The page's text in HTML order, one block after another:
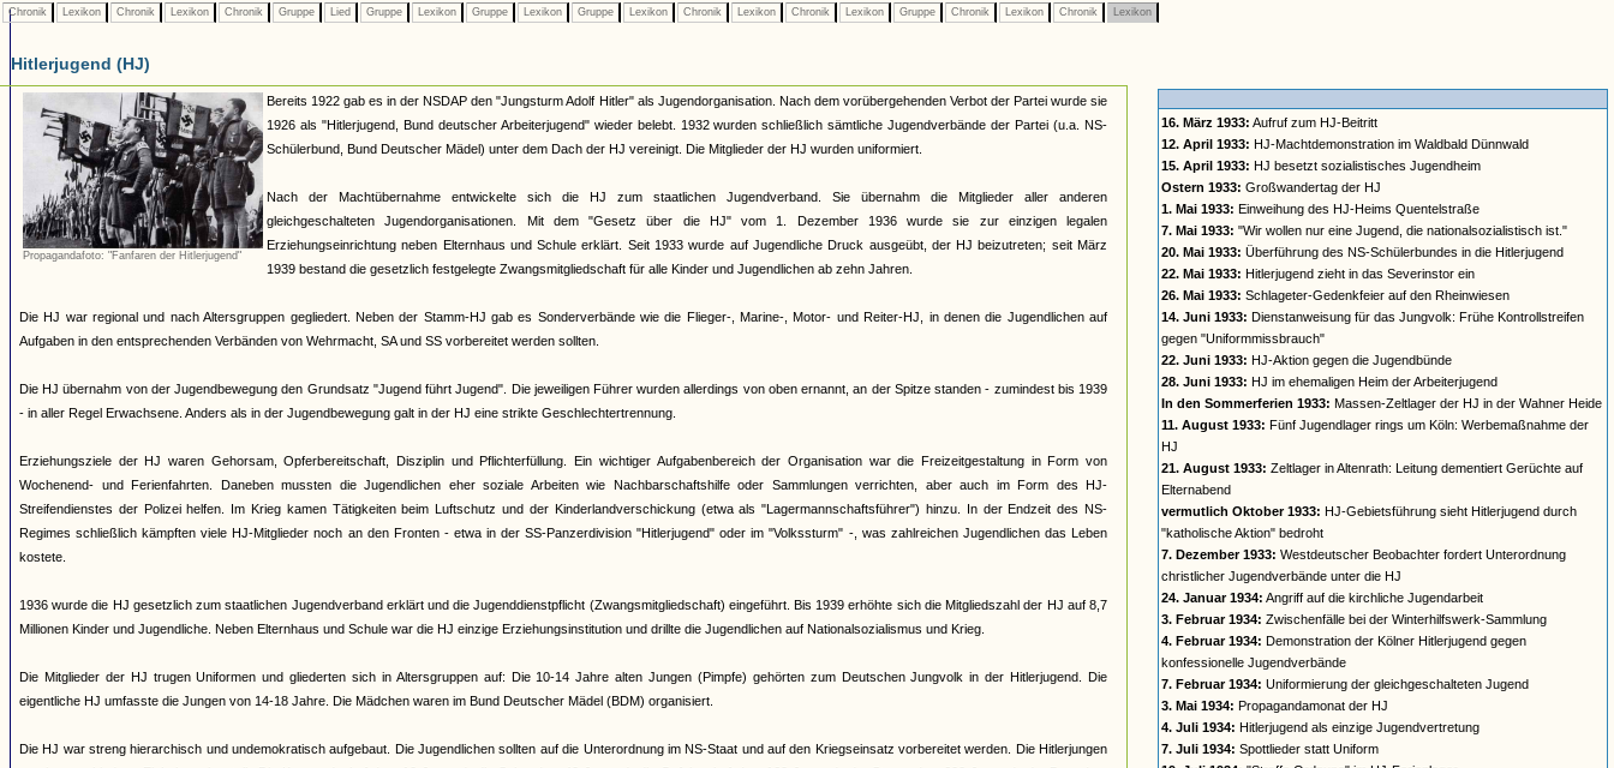
Chronik Lexikon Chronik Lexikon Chronik Gruppe Lied Gruppe Lexikon Gruppe Lexikon Gruppe Lexikon Chronik Lexikon Chronik Lexikon Gruppe Chronik Lexikon Chronik Lexikon
Hitlerjugend (HJ)
Propagandafoto: "Fanfaren der Hitlerjugend"
Bereits 1922 gab es in der NSDAP den "Jungsturm Adolf Hitler" als Jugendorganisation. Nach dem vorübergehenden Verbot der Partei wurde sie
1926 als "Hitlerjugend, Bund deutscher Arbeiterjugend" wieder belebt. 1932 wurden schließlich sämtliche Jugendverbände der Partei (u.a. NS-
Schülerbund, Bund Deutscher Mädel) unter dem Dach der HJ vereinigt. Die Mitglieder der HJ wurden uniformiert.
Nach der Machtübernahme entwickelte sich die HJ zum staatlichen Jugendverband. Sie übernahm die Mitglieder aller anderen
gleichgeschalteten Jugendorganisationen. Mit dem "Gesetz über die HJ" vom 1. Dezember 1936 wurde sie zur einzigen legalen
Erziehungseinrichtung neben Elternhaus und Schule erklärt. Seit 1933 wurde auf Jugendliche Druck ausgeübt, der HJ beizutreten; seit März
1939 bestand die gesetzlich festgelegte Zwangsmitgliedschaft für alle Kinder und Jugendlichen ab zehn Jahren.
Die HJ war regional und nach Altersgruppen gegliedert. Neben der Stamm-HJ gab es Sonderverbände wie die Flieger-, Marine-, Motor- und Reiter-HJ, in denen die Jugendlichen auf
Aufgaben in den entsprechenden Verbänden von Wehrmacht, SA und SS vorbereitet werden sollten.
Die HJ übernahm von der Jugendbewegung den Grundsatz "Jugend führt Jugend". Die jeweiligen Führer wurden allerdings von oben ernannt, an der Spitze standen - zumindest bis 1939
- in aller Regel Erwachsene. Anders als in der Jugendbewegung galt in der HJ eine strikte Geschlechtertrennung.
Erziehungsziele der HJ waren Gehorsam, Opferbereitschaft, Disziplin und Pflichterfüllung. Ein wichtiger Aufgabenbereich der Organisation war die Freizeitgestaltung in Form von
Wochenend- und Ferienfahrten. Daneben mussten die Jugendlichen eher soziale Arbeiten wie Nachbarschaftshilfe oder Sammlungen verrichten, aber auch im Form des HJ-
Streifendienstes der Polizei helfen. Im Krieg kamen Tätigkeiten beim Luftschutz und der Kinderlandverschickung (etwa als "Lagermannschaftsführer") hinzu. In der Endzeit des NS-
Regimes schließlich kämpften viele HJ-Mitglieder noch an den Fronten - etwa in der SS-Panzerdivision "Hitlerjugend" oder im "Volkssturm" -, was zahlreichen Jugendlichen das Leben
kostete.
1936 wurde die HJ gesetzlich zum staatlichen Jugendverband erklärt und die Jugenddienstpflicht (Zwangsmitgliedschaft) eingeführt. Bis 1939 erhöhte sich die Mitgliedszahl der HJ auf 8,7
Millionen Kinder und Jugendliche. Neben Elternhaus und Schule war die HJ einzige Erziehungsinstitution und drillte die Jugendlichen auf Nationalsozialismus und Krieg.
Die Mitglieder der HJ trugen Uniformen und gliederten sich in Altersgruppen auf: Die 10-14 Jahre alten Jungen (Pimpfe) gehörten zum Deutschen Jungvolk in der Hitlerjugend. Die
eigentliche HJ umfasste die Jungen von 14-18 Jahre. Die Mädchen waren im Bund Deutscher Mädel (BDM) organisiert.
Die HJ war streng hierarchisch und undemokratisch aufgebaut. Die Jugendlichen sollten auf die Unterordnung im NS-Staat und auf den Kriegseinsatz vorbereitet werden. Die Hitlerjungen
16. März 1933: Aufruf zum HJ-Beitritt
12. April 1933: HJ-Machtdemonstration im Waldbald Dünnwald
15. April 1933: HJ besetzt sozialistisches Jugendheim
Ostern 1933: Großwandertag der HJ
1. Mai 1933: Einweihung des HJ-Heims Quentelstraße
7. Mai 1933: "Wir wollen nur eine Jugend, die nationalsozialistisch ist."
20. Mai 1933: Überführung des NS-Schülerbundes in die Hitlerjugend
22. Mai 1933: Hitlerjugend zieht in das Severinstor ein
26. Mai 1933: Schlageter-Gedenkfeier auf den Rheinwiesen
14. Juni 1933: Dienstanweisung für das Jungvolk: Frühe Kontrollstreifen
gegen "Uniformmissbrauch"
22. Juni 1933: HJ-Aktion gegen die Jugendbünde
28. Juni 1933: HJ im ehemaligen Heim der Arbeiterjugend
In den Sommerferien 1933: Massen-Zeltlager der HJ in der Wahner Heide
11. August 1933: Fünf Jugendlager rings um Köln: Werbemaßnahme der
HJ
21. August 1933: Zeltlager in Altenrath: Leitung dementiert Gerüchte auf
Elternabend
vermutlich Oktober 1933: HJ-Gebietsführung sieht Hitlerjugend durch
"katholische Aktion" bedroht
7. Dezember 1933: Westdeutscher Beobachter fordert Unterordnung
christlicher Jugendverbände unter die HJ
24. Januar 1934: Angriff auf die kirchliche Jugendarbeit
3. Februar 1934: Zwischenfälle bei der Winterhilfswerk-Sammlung
4. Februar 1934: Demonstration der Kölner Hitlerjugend gegen
konfessionelle Jugendverbände
7. Februar 1934: Uniformierung der gleichgeschalteten Jugend
3. Mai 1934: Propagandamonat der HJ
4. Juli 1934: Hitlerjugend als einzige Jugendvertretung
7. Juli 1934: Spottlieder statt Uniform